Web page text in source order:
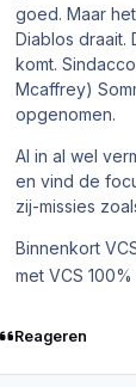
goed. Maar
Diablos draait.
komt.
Mcaffrey)
opgenomen.
Al in al wel
en vind de
zij-missies
Binnenkort
met VCS
Reageren